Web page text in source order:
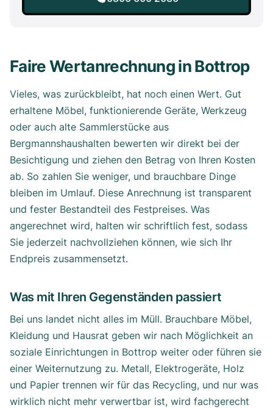
Faire Wertanrechnung in Bottrop
Vieles, was zurückbleibt, hat noch einen Wert. Gut
erhaltene Möbel, funktionierende Geräte, Werkzeug
oder auch alte Sammlerstücke aus
Bergmannshaushalten bewerten wir direkt bei der
Besichtigung und ziehen den Betrag von Ihren Kosten
ab. So zahlen Sie weniger, und brauchbare Dinge
bleiben im Umlauf. Diese Anrechnung ist transparent
und fester Bestandteil des Festpreises. Was
angerechnet wird, halten wir schriftlich fest, sodass
Sie jederzeit nachvollziehen können, wie sich Ihr
Endpreis zusammensetzt.
Was mit Ihren Gegenständen passiert
Bei uns landet nicht alles im Müll. Brauchbare Möbel,
Kleidung und Hausrat geben wir nach Möglichkeit an
soziale Einrichtungen in Bottrop weiter oder führen sie
einer Weiternutzung zu. Metall, Elektrogeräte, Holz
und Papier trennen wir für das Recycling, und nur was
wirklich nicht mehr verwertbar ist, wird fachgerecht